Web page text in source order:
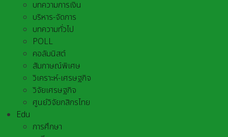
บทความการเงิน
บริหาร-จัดการ
บทความทั่วไป
POLL
คอลัมนิสต์
สัมภาษณ์พิเศษ
วิเคราะห์-เศรษฐกิจ
วิจัยเศรษฐกิจ
ศูนย์วิจัยกสิกรไทย
Edu
การศึกษา